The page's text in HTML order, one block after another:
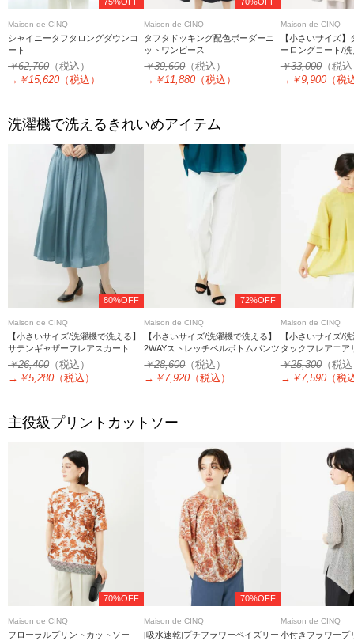
75%OFF
Maison de CINQ
シャイニータフタロングダウンコ
ート
￥62,700 （税込）
→ ￥15,620 （税込）
70%OFF
Maison de CINQ
タフタドッキング配色ボーダーニ
ットワンピース
￥39,600（税込）
→ ￥11,880 （税込）
Maison de CINQ
【小さいサイズ
ーロングコート/洗
￥33,000（税
→ ￥9,900（税
洗濯機で洗えるきれいめアイテム
80%OFF
Maison de CINQ
【小さいサイズ/洗濯機で洗える】
サテンギャザーフレアスカート
￥26,400 （税込）
→ ￥5,280 （税込）
72%OFF
Maison de CINQ
【小さいサイズ/洗濯機で洗える】
2WAYストレッチベルボトムパンツ
￥28,600（税込）
→ ￥7,920 （税込）
Maison de CINQ
【小さいサイズ/
タックフレアエア
￥25,300（税
→ ￥7,590（税
主役級プリントカットソー
70%OFF
Maison de CINQ
フローラルプリントカットソー
70%OFF
Maison de CINQ
[吸水速乾]プチフラワーペイズリー
Maison de CINQ
小付きフラワープ